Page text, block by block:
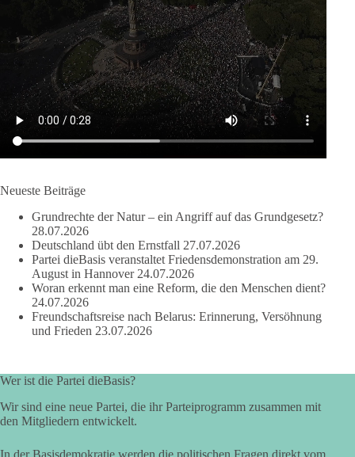
🔎 Über 100-mal keine Antwort.
Anthony Fauci, Immunologe und Berater des ehemaligen US-
Präsidenten, hat bei einer Anhörung des US-Senats auf mehr
als 100 Fragen die Aussage verweigert. Die juristische
Bewertung werden Gerichte und Ermittlungen klären – auch
auf Basis seines Tagebuches. Doch unabhängig davon zeigt
der Vorgang eines deutlich:
Antworten:
❓ Wie wurden politische Entscheidungen getroffen?
❓ Welche Maßnahmen waren notwendig und welche nicht?
❓Und wer übernimmt die Verantwortung für die massiven
Folgen für Kinder, Familien, Unternehmen und das Vertrauen
in unseren Rechtsstaat?
Fragen zu vermeiden. Sie lebt davon, Fragen offen zu stellen
und transparent zu beantworten.
Neueste Beiträge
Grundrechte der Natur – ein Angriff auf das Grundgesetz?
28.07.2026
Deutschland übt den Ernstfall 27.07.2026
Partei dieBasis veranstaltet Friedensdemonstration am 29.
August in Hannover 24.07.2026
Woran erkennt man eine Reform, die den Menschen dient?
24.07.2026
Freundschaftsreise nach Belarus: Erinnerung, Versöhnung
und Frieden 23.07.2026
Wer ist die Partei dieBasis?
Wir sind eine neue Partei, die ihr Parteiprogramm zusammen mit
den Mitgliedern entwickelt.
In der Basisdemokratie werden die politischen Fragen direkt vom